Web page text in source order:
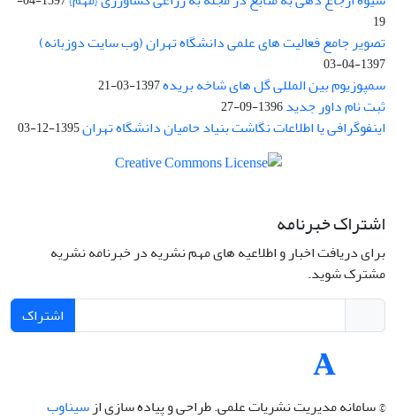
19
تصویر جامع فعالیت های علمی دانشگاه تهران (وب سایت دوزبانه)
1397-04-03
سمپوزیوم بین المللی گل های شاخه بریده1397-03-21
ثبت نام داور جدید1396-09-27
اینفوگرافی یا اطلاعات نگاشت بنیاد حامیان دانشگاه تهران1395-12-03
اشتراک خبرنامه
برای دریافت اخبار و اطلاعیه های مهم نشریه در خبرنامه نشریه
مشترک شوید.
اشتراک
© سامانه مدیریت نشریات علمی.طراحی و پیاده سازی از سیناوب